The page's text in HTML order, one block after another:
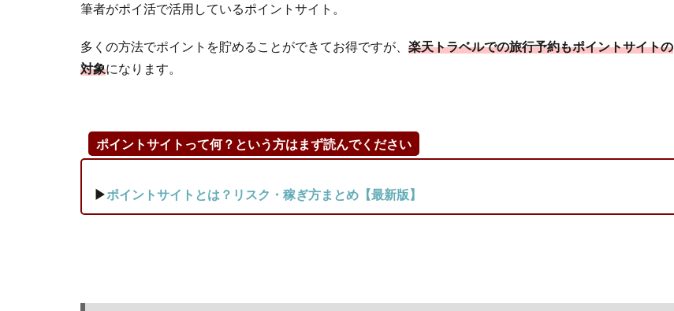
約、②
ク、③
観光体
の旅行
予約の
トサイ
ト比
筆者がポイ活で活用しているポイントサイト。
多くの方法でポイントを貯めることができてお得ですが、 楽天トラベルでの旅行予約もポイントサイトの
対象になります。
ポイントサイトって何？という方はまず読んでください
▶ポイントサイトとは？リスク・稼ぎ方まとめ【最新版】